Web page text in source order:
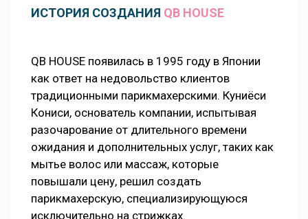
ИСТОРИЯ СОЗДАНИЯ QB HOUSE
QB HOUSE появилась в 1995 году в Японии
как ответ на недовольство клиентов
традиционными парикмахерскими. Куниёси
Кониси, основатель компании, испытывая
разочарование от длительного времени
ожидания и дополнительных услуг, таких как
мытье волос или массаж, которые
повышали цену, решил создать
парикмахерскую, специализирующуюся
исключительно на стрижках.